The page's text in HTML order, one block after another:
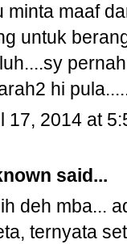
minta maaf
untuk
hi
17, 2014 at
said...
deh mba...
ternyata